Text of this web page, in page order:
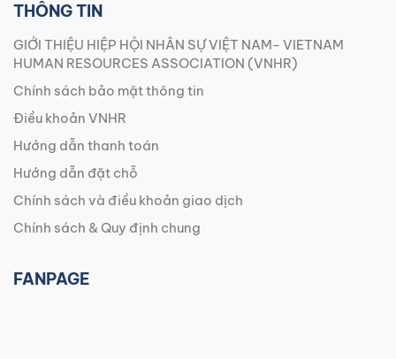
THÔNG TIN
GIỚI THIỆU HIỆP HỘI NHÂN SỰ VIỆT NAM- VIETNAM
HUMAN RESOURCES ASSOCIATION (VNHR)
Chính sách bảo mật thông tin
Điều khoản VNHR
Hướng dẫn thanh toán
Hướng dẫn đặt chỗ
Chính sách và điều khoản giao dịch
Chính sách & Quy định chung
FANPAGE